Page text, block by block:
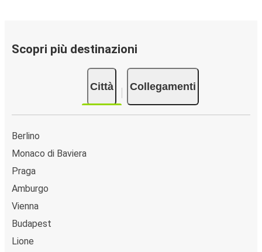
pagina.
popolari sono: Belgrado, Vienna, Monaco di Baviera.
Scopri più destinazioni
Città Collegamenti
Berlino
Monaco di Baviera
Praga
Amburgo
Vienna
Budapest
Lione